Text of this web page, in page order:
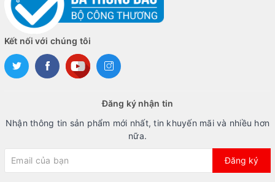
Kết nối với chúng tôi
Đăng ký nhận tin
Nhận thông tin sản phẩm mới nhất, tin khuyến mãi và nhiều hơn
nữa.
Đăng ký